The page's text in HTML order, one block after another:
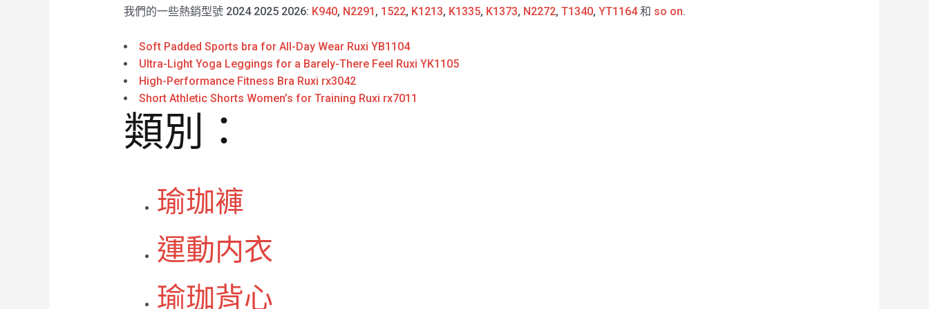
我們的一些熱銷型號 2024 2025 2026: K940, N2291 , 1522, K1213, K1335, K1373, N2272, T1340, YT1164和 so on.
Soft Padded Sports bra for All-Day Wear Ruxi YB1104
Ultra-Light Yoga Leggings for a Barely-There Feel Ruxi YK1105
High-Performance Fitness Bra Ruxi rx3042
Short Athletic Shorts Women’s for Training Ruxi rx7011
類別：
瑜珈褲
運動内衣
瑜珈背心